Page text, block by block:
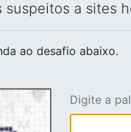
a sites
ao desafio abaixo.
Digite a